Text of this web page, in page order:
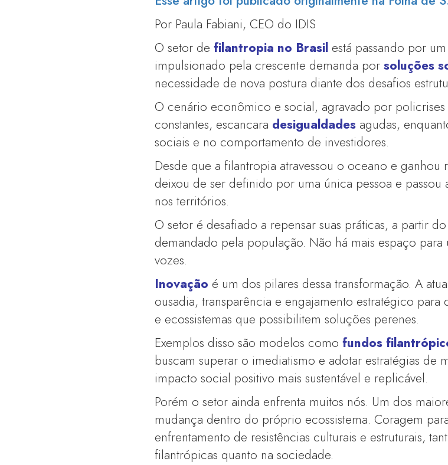
Por Paula Fabiani, CEO do IDIS
O setor defilantropia no Brasil está passando por
impulsionado pela crescente demanda porsoluções
necessidade de nova postura diante dos desafios
O cenário econômico e social, agravado por
constantes, escancara desigualdades agudas,
sociais e no comportamento de investidores.
Desde que a filantropia atravessou o oceano e ganhou
deixou de ser definido por uma única pessoa e
nos territórios.
O setor é desafiado a repensar suas práticas, a partir
demandado pela população. Não há mais espaço
vozes.
Inovação é um dos pilares dessa transformação. A
ousadia, transparência e engajamento estratégico
e ecossistemas que possibilitem soluções perenes.
Exemplos disso são modelos comofundos
buscam superar o imediatismo e adotar estratégias de
impacto social positivo mais sustentável e replicável.
Porém o setor ainda enfrenta muitos nós. Um dos
mudança dentro do próprio ecossistema. Coragem
enfrentamento de resistências culturais e estruturais,
filantrópicas quanto na sociedade.